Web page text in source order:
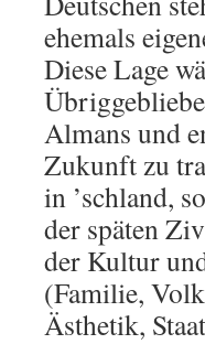
ehemals
Diese Lage
Almans und
Zukunft zu
in ’schland,
der späten
der Kultur
(Familie,
Ästhetik,